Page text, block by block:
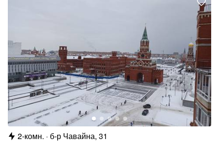
2-комн.
б-р Чавайна, 31